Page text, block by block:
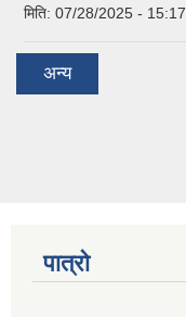
मिति: 07/28/2025 - 15:17
अन्य
पात्रो